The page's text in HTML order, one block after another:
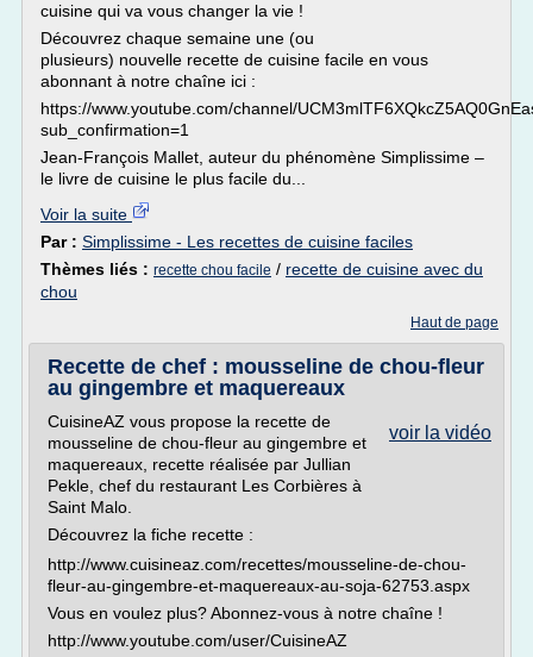
cuisine qui va vous changer la vie !
Découvrez chaque semaine une (ou
plusieurs) nouvelle recette de cuisine facile en vous
abonnant à notre chaîne ici :
https://www.youtube.com/channel/
sub_confirmation=1
Jean-François Mallet, auteur du phénomène Simplissime –
le livre de cuisine le plus facile du...
Voir la suite
Par : Simplissime - Les recettes de cuisine faciles
Thèmes liés : recette chou facile / recette de cuisine avec du
chou
Haut de page
Recette de chef : mousseline de chou-fleur
au gingembre et maquereaux
voir la vidéo
CuisineAZ vous propose la recette de
mousseline de chou-fleur au gingembre et
maquereaux, recette réalisée par Jullian
Pekle, chef du restaurant Les Corbières à
Saint Malo.
Découvrez la fiche recette :
http://www.cuisineaz.com/recettes/mousseline-de-chou-
fleur-au-gingembre-et-maquereaux-au-soja-62753.aspx
Vous en voulez plus? Abonnez-vous à notre chaîne !
http://www.youtube.com/user/CuisineAZ